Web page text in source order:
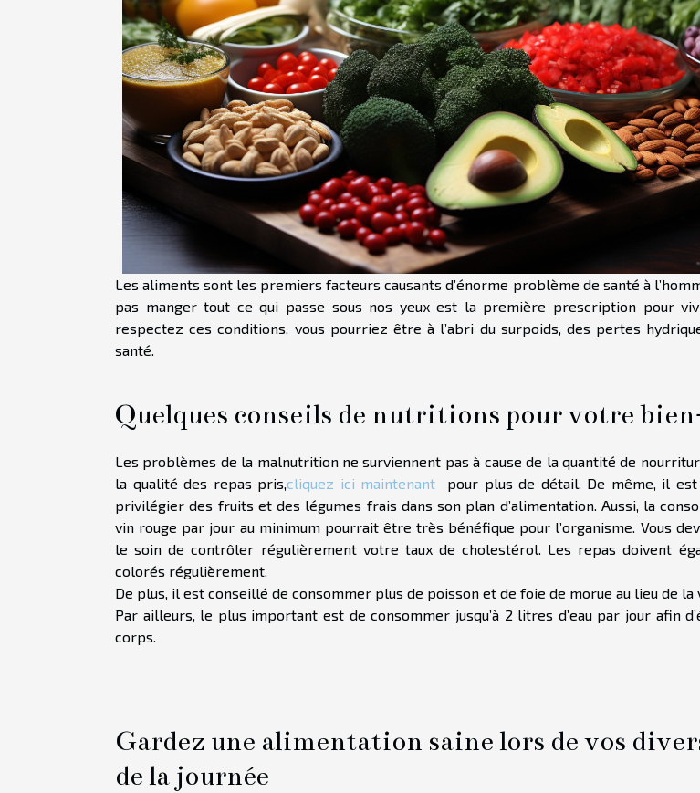
Les aliments sont les premiers facteurs causants d’énorme problème de santé à
pas manger tout ce qui passe sous nos yeux est la première prescription pour
respectez ces conditions, vous pourriez être à l’abri du surpoids, des pertes
santé.
Quelques conseils de nutritions pour votre
Les problèmes de la malnutrition ne surviennent pas à cause de la quantité de
la qualité des repas pris,cliquez ici maintenant pour plus de détail. De même, il est
privilégier des fruits et des légumes frais dans son plan d’alimentation. Aussi, la
vin rouge par jour au minimum pourrait être très bénéfique pour l’organisme. Vous
le soin de contrôler régulièrement votre taux de cholestérol. Les repas doivent
colorés régulièrement.
De plus, il est conseillé de consommer plus de poisson et de foie de morue au lieu de la
Par ailleurs, le plus important est de consommer jusqu’à 2 litres d’eau par jour afin
corps.
Gardez une alimentation saine lors de vos
de la journée